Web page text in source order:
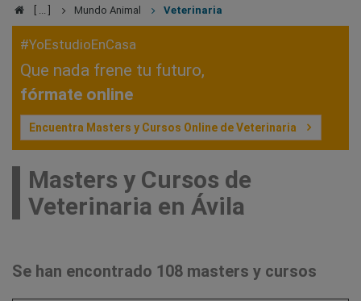
Mundo Animal Veterinaria
#YoEstudioEnCasa
Que nada frene tu futuro,
fórmate online
Encuentra Masters y Cursos Online de Veterinaria
Masters y Cursos de
Veterinaria en Ávila
Se han encontrado 108 masters y cursos